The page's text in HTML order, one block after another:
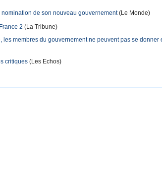
de son nouveau gouvernement(Le Monde)
2 (La Tribune)
membres du gouvernement ne peuvent pas se donner
critiques (Les Echos)